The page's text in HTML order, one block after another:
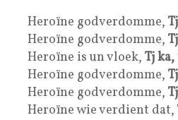
Heroïne godverdomme,
Heroïne godverdomme,
Heroïne is un vloek, Tj
Heroïne godverdomme,
Heroïne godverdomme,
Heroïne wie verdient dat,